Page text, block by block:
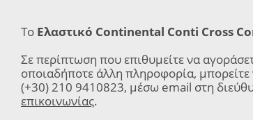
Το Ελαστικό Continental Conti Cross
Σε περίπτωση που επιθυμείτε να
οποιαδήποτε άλλη πληροφορία,
(+30) 210 9410823, μέσω email στη
επικοινωνίας.